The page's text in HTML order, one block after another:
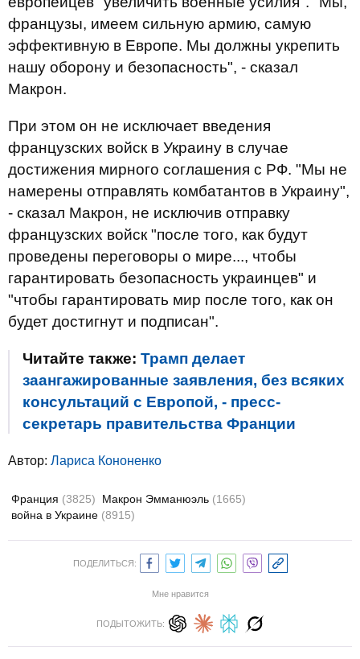
французы, имеем сильную армию, самую
эффективную в Европе. Мы должны укрепить
нашу оборону и безопасность", - сказал
Макрон.
При этом он не исключает введения
французских войск в Украину в случае
достижения мирного соглашения с РФ. "Мы не
намерены отправлять комбатантов в Украину",
- сказал Макрон, не исключив отправку
французских войск "после того, как будут
проведены переговоры о мире..., чтобы
гарантировать безопасность украинцев" и
"чтобы гарантировать мир после того, как он
будет достигнут и подписан".
Читайте также: Трамп делает
заангажированные заявления, без всяких
консультаций с Европой, - пресс-
секретарь правительства Франции
Автор: Лариса Кононенко
Франция (3825) Макрон Эмманюэль (1665)
война в Украине (8915)
ПОДЕЛИТЬСЯ:
Мне нравится
ПОДЫТОЖИТЬ: